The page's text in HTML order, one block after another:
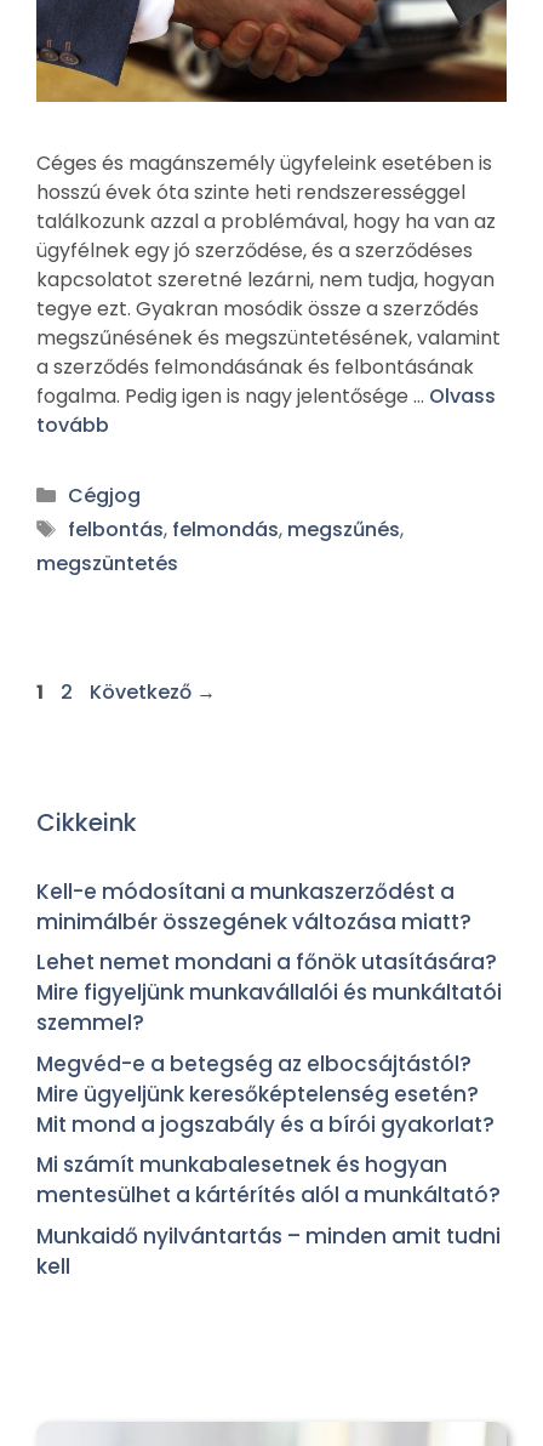
Céges és magánszemély ügyfeleink esetében is
hosszú évek óta szinte heti rendszerességgel
találkozunk azzal a problémával, hogy ha van az
ügyfélnek egy jó szerződése, és a szerződéses
kapcsolatot szeretné lezárni, nem tudja, hogyan
tegye ezt. Gyakran mosódik össze a szerződés
megszűnésének és megszüntetésének, valamint
a szerződés felmondásának és felbontásának
fogalma. Pedig igen is nagy jelentősége … Olvass
tovább
Cégjog
felbontás, felmondás, megszűnés,
megszüntetés
1 2 Következő →
Cikkeink
Kell-e módosítani a munkaszerződést a
minimálbér összegének változása miatt?
Lehet nemet mondani a főnök utasítására?
Mire figyeljünk munkavállalói és munkáltatói
szemmel?
Megvéd-e a betegség az elbocsájtástól?
Mire ügyeljünk keresőképtelenség esetén?
Mit mond a jogszabály és a bírói gyakorlat?
Mi számít munkabalesetnek és hogyan
mentesülhet a kártérítés alól a munkáltató?
Munkaidő nyilvántartás – minden amit tudni
kell